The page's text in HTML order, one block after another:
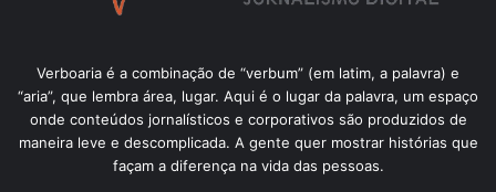
Verboaria é a combinação de “verbum” (em latim, a palavra) e
“aria”, que lembra área, lugar. Aqui é o lugar da palavra, um espaço
onde conteúdos jornalísticos e corporativos são produzidos de
maneira leve e descomplicada. A gente quer mostrar histórias que
façam a diferença na vida das pessoas.